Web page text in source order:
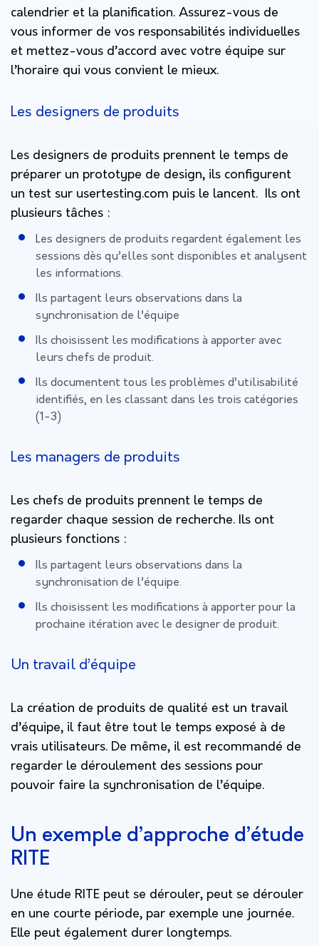
calendrier et la planification. Assurez-vous de
vous informer de vos responsabilités individuelles
et mettez-vous d’accord avec votre équipe sur
l’horaire qui vous convient le mieux.
Les designers de produits
Les designers de produits prennent le temps de
préparer un prototype de design, ils configurent
un test sur usertesting.com puis le lancent. Ils ont
plusieurs tâches :
Les designers de produits regardent également les
sessions dès qu’elles sont disponibles et analysent
les informations.
Ils partagent leurs observations dans la
synchronisation de l’équipe
Ils choisissent les modifications à apporter avec
leurs chefs de produit.
Ils documentent tous les problèmes d’utilisabilité
identifiés, en les classant dans les trois catégories
(1-3)
Les managers de produits
Les chefs de produits prennent le temps de
regarder chaque session de recherche. Ils ont
plusieurs fonctions :
Ils partagent leurs observations dans la
synchronisation de l’équipe.
Ils choisissent les modifications à apporter pour la
prochaine itération avec le designer de produit.
Un travail d’équipe
La création de produits de qualité est un travail
d’équipe, il faut être tout le temps exposé à de
vrais utilisateurs. De même, il est recommandé de
regarder le déroulement des sessions pour
pouvoir faire la synchronisation de l’équipe.
Un exemple d’approche d’étude
RITE
Une étude RITE peut se dérouler, peut se dérouler
en une courte période, par exemple une journée.
Elle peut également durer longtemps.